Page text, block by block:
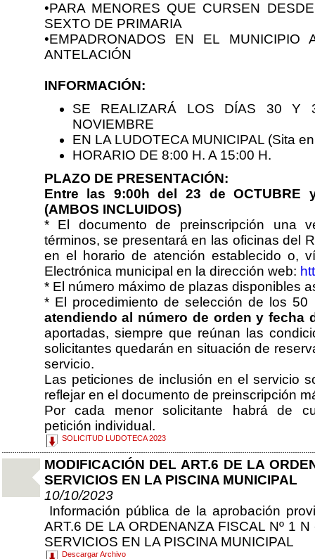
•PARA MENORES QUE CURSEN
SEXTO DE PRIMARIA
•EMPADRONADOS EN EL
ANTELACIÓN
INFORMACIÓN:
SE REALIZARÁ LOS DÍAS 30
NOVIEMBRE
EN LA LUDOTECA MUNICIPAL (Sita
HORARIO DE 8:00 H. A 15:00 H.
PLAZO DE PRESENTACIÓN:
Entre las 9:00h del 23 de OCTUBRE
(AMBOS INCLUIDOS)
* El documento de preinscripción una
términos, se presentará en las oficinas del
en el horario de atención establecido o,
Electrónica municipal en la dirección web:
* El número máximo de plazas disponibles
* El procedimiento de selección de los 50
atendiendo al número de orden y fecha
aportadas, siempre que reúnan las
solicitantes quedarán en situación de
servicio.
Las peticiones de inclusión en el servicio
reflejar en el documento de preinscripción
Por cada menor solicitante habrá de
petición individual.
SOLICITUD LUDOTECA 2023
MODIFICACIÓN DEL ART.6 DE LA
SERVICIOS EN LA PISCINA MUNICIPAL
10/10/2023
Información pública de la aprobación
ART.6 DE LA ORDENANZA FISCAL Nº 1
SERVICIOS EN LA PISCINA MUNICIPAL
Descargar Archivo